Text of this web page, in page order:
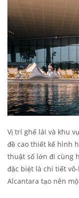
Vị trí ghế lái và khu
đề cao thiết kế hình
thuật số lớn đi cùng
đặc biệt là chi tiết
Alcantara tạo nên